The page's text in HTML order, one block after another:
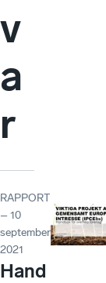
v
a
r
RAPPORT
– 10
september
2021
Hand